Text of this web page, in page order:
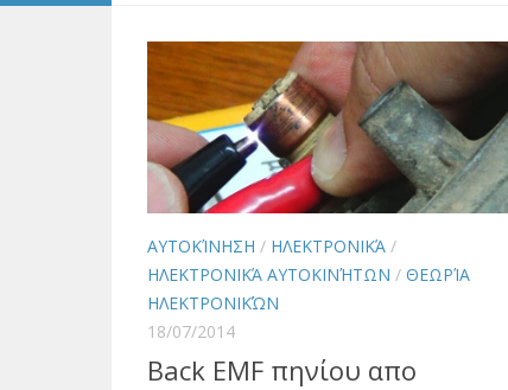
ΑΥΤΟΚΊΝΗΣΗ / ΗΛΕΚΤΡΟΝΙΚΆ /
ΗΛΕΚΤΡΟΝΙΚΆ ΑΥΤΟΚΙΝΉΤΩΝ / ΘΕΩΡΊΑ
ΗΛΕΚΤΡΟΝΙΚΏΝ
18/07/2014
Back EMF πηνίου απο